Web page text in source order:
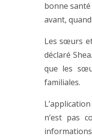
bonne
avant,
Les sœurs
déclaré
que les
familiales.
n’est pas